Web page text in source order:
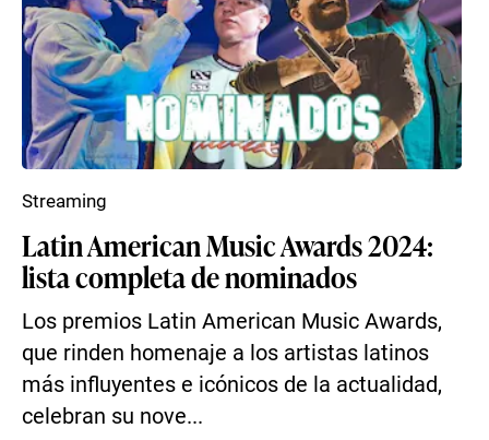
Latin American Music Awards 2024:
lista completa de nominados
Los premios Latin American Music Awards,
que rinden homenaje a los artistas latinos
más influyentes e icónicos de la actualidad,
celebran su nove...
Streaming